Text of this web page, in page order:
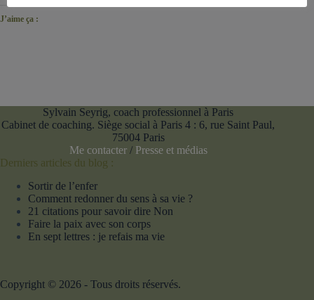
J’aime ça :
Sylvain Seyrig, coach professionnel à Paris
Cabinet de coaching. Siège social à Paris 4 : 6, rue Saint Paul,
75004 Paris
Me contacter/ Presse et médias
Derniers articles du blog :
Sortir de l’enfer
Comment redonner du sens à sa vie ?
21 citations pour savoir dire Non
Faire la paix avec son corps
En sept lettres : je refais ma vie
Copyright © 2026 - Tous droits réservés.